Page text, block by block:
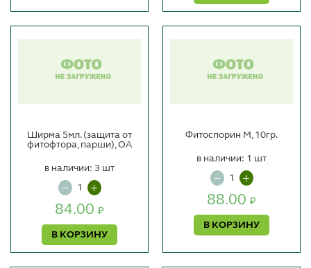
Ширма 5мл. (защита от
фитофтора, парши), ОА
84.00 ₽
В КОРЗИНУ
в наличии: 3 шт
Фитоспорин М, 10гр.
88.00 ₽
В КОРЗИНУ
в наличии: 1 шт